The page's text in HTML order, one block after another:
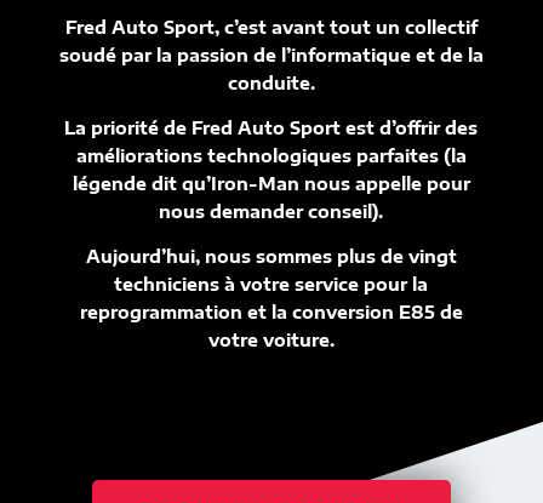
Fred Auto Sport, c’est avant tout un collectif
soudé par la passion de l’informatique et de la
conduite.
La priorité de Fred Auto Sport est d’offrir des
améliorations technologiques parfaites (la
légende dit qu’Iron-Man nous appelle pour
nous demander conseil).
Aujourd’hui, nous sommes plus de vingt
techniciens à votre service pour la
reprogrammation et la conversion E85 de
votre voiture.